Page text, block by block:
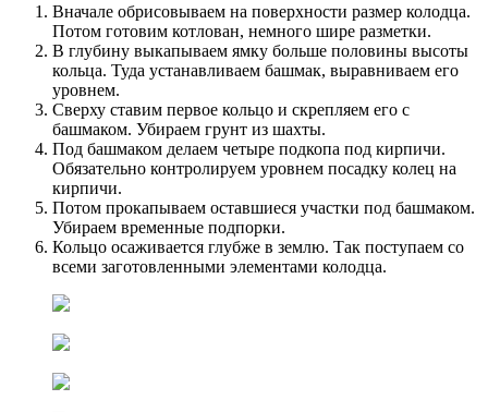
Вначале обрисовываем на поверхности размер колодца.
Потом готовим котлован, немного шире разметки.
В глубину выкапываем ямку больше половины высоты
кольца. Туда устанавливаем башмак, выравниваем его
уровнем.
Сверху ставим первое кольцо и скрепляем его с
башмаком. Убираем грунт из шахты.
Под башмаком делаем четыре подкопа под кирпичи.
Обязательно контролируем уровнем посадку колец на
кирпичи.
Потом прокапываем оставшиеся участки под башмаком.
Убираем временные подпорки.
Кольцо осаживается глубже в землю. Так поступаем со
всеми заготовленными элементами колодца.